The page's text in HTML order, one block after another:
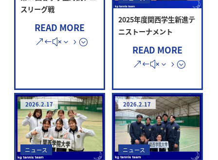
スリーグ戦
READ MORE
2025年度関西学生新進テ
ニストーナメント
READ MORE
2026.2.17
ニュース
2026.2.17
ニュース